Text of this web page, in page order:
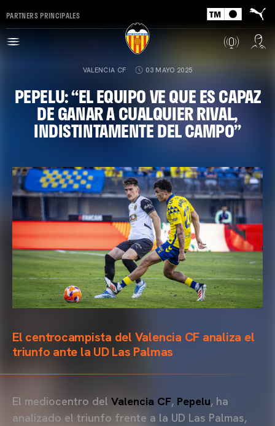
PARTNERS PRINCIPALES
VALENCIA CF 03 MAYO 2025
PEPELU: “EL EQUIPO VE QUE ES CAPAZ
DE GANAR A CUALQUIER RIVAL,
INDISTINTAMENTE DEL CAMPO”
El centrocampista del Valencia CF analiza el
triunfo ante la UD Las Palmas
El mediocentro del Valencia CF, Pepelu, ha
analizado el triunfo frente a la UD Las Palmas,